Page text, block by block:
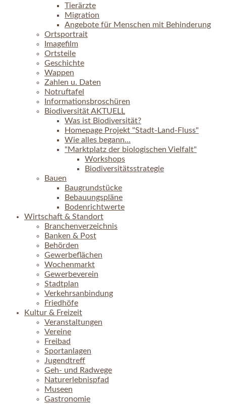
Tierärzte
Migration
Angebote für Menschen mit Behinderung
Ortsportrait
Imagefilm
Ortsteile
Geschichte
Wappen
Zahlen u. Daten
Notruftafel
Informationsbroschüren
Biodiversität AKTUELL
Was ist Biodiversität?
Homepage Projekt "Stadt-Land-Fluss"
Wie alles begann...
"Marktplatz der biologischen Vielfalt"
Workshops
Biodiversitätsstrategie
Bauen
Baugrundstücke
Bebauungspläne
Bodenrichtwerte
Wirtschaft & Standort
Branchenverzeichnis
Banken & Post
Behörden
Gewerbeflächen
Wochenmarkt
Gewerbeverein
Stadtplan
Verkehrsanbindung
Friedhöfe
Kultur & Freizeit
Veranstaltungen
Vereine
Freibad
Sportanlagen
Jugendtreff
Geh- und Radwege
Naturerlebnispfad
Museen
Gastronomie